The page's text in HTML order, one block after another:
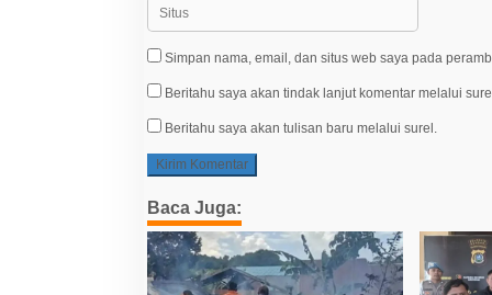
Simpan nama, email, dan situs web saya pada
Beritahu saya akan tindak lanjut komentar melalui
Beritahu saya akan tulisan baru melalui surel.
Baca Juga: